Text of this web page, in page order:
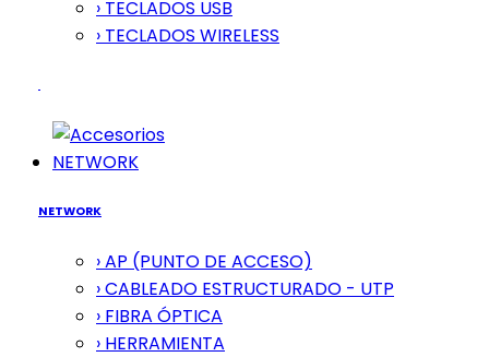
› TECLADOS USB
› TECLADOS WIRELESS
NETWORK
NETWORK
› AP (PUNTO DE ACCESO)
› CABLEADO ESTRUCTURADO - UTP
› FIBRA ÓPTICA
› HERRAMIENTA